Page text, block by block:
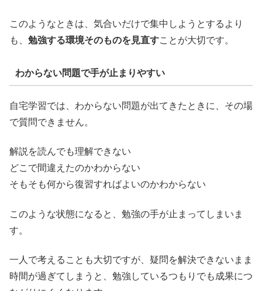
このようなときは、気合いだけで集中しようとするより
も、 勉強する環境そのものを見直すことが大切です。
わからない問題で手が止まりやすい
自宅学習では、わからない問題が出てきたときに、その場
で質問できません。
解説を読んでも理解できない
どこで間違えたのかわからない
そもそも何から復習すればよいのかわからない
このような状態になると、勉強の手が止まってしまいま
す。
一人で考えることも大切ですが、疑問を解決できないまま
時間が過ぎてしまうと、勉強しているつもりでも成果につ